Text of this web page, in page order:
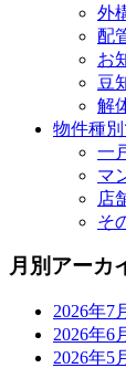
外
配
お
豆
解
物件種
一
マ
店
そ
月別アーカ
2026年7
2026年6
2026年5